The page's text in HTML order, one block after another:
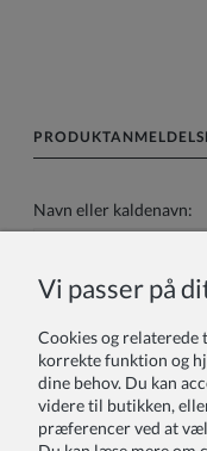
Navn eller kaldenavn:
Din anmeldelse:
Vi passer på
Cookies og
korrekte funktion og
dine behov. Du kan
videre til butikken,
præferencer ved at